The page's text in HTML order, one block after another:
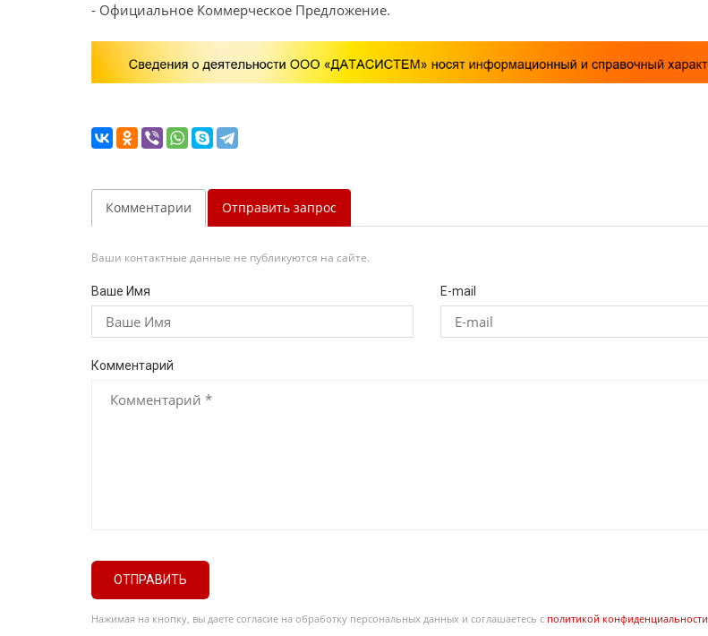
- Официальное Коммерческое Предложение.
Комментарии Отправить запрос
Ваши контактные данные не публикуются на сайте.
Ваше Имя E-mail
Комментарий
ОТПРАВИТЬ
Нажимая на кнопку, вы даете согласие на обработку персональных данных и соглашаетесь с политикой конфиденциальности